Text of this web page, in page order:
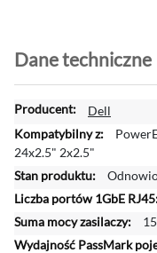
Dane techniczne
W
i
ę
e
j
i
n
Dell
24x2.5" 2x2.5"